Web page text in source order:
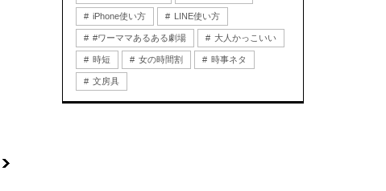
iPhone使い方 LINE使い方
#ワーママあるある劇場 大人かっこいい
時短 女の時間割 時事ネタ
文房具